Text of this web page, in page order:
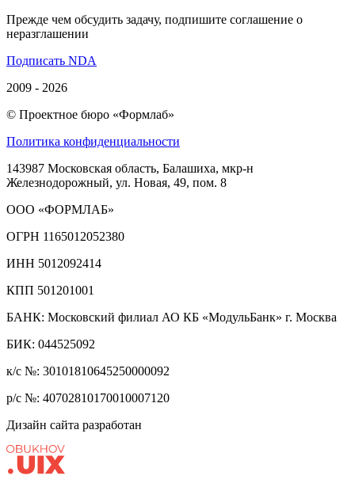
Прежде чем обсудить задачу, подпишите соглашение о
неразглашении
Подписать NDA
2009 - 2026
© Проектное бюро «Формлаб»
Политика конфиденциальности
143987 Московская область, Балашиха, мкр-н
Железнодорожный, ул. Новая, 49, пом. 8
ООО «ФОРМЛАБ»
ОГРН 1165012052380
ИНН 5012092414
КПП 501201001
БАНК: Московский филиал АО КБ «МодульБанк» г. Москва
БИК: 044525092
к/с №: 30101810645250000092
р/с №: 40702810170010007120
Дизайн сайта разработан